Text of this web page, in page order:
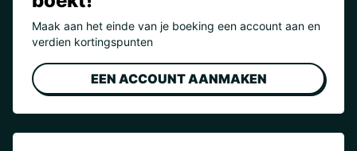
Maak aan het einde van je boeking een account aan en
verdien kortingspunten
EEN ACCOUNT AANMAKEN